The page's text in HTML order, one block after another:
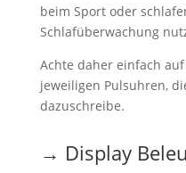
beim Sport oder
Schlafüberwachung
Achte daher einfach
jeweiligen Pulsuhren,
dazuschreibe.
→ Display